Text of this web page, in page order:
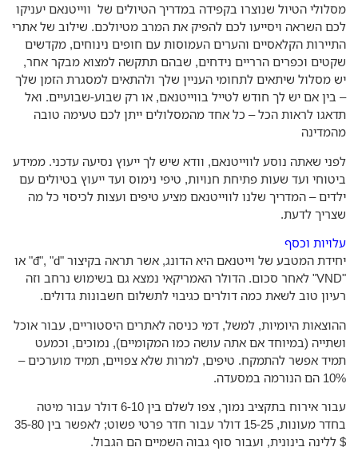
הטיול שנוצרו בקפידה במדריך הטיולים של ווייטנאם יעניקו
השראה ויסייעו לכם להפיק את המרב מטיולכם. שילוב של אתרי
הקלאסיים והערים העמוסות עם חופים נינוחים, מקדשים
וכפרים הרריים נידחים, שבהם תתקשה למצוא מבקר אחר,
מסלול שיתאים לתחומי העניין שלך ולהתאים למסגרת הזמן שלך
אם יש לך חודש לטייל בווייטנאם, או רק שבוע-שבועיים. ואל
לראות הכל – כל אחד מהמסלולים ייתן לכם טעימה טובה
שאתה נוסע לווייטנאם, וודא שיש לך ייעוץ נסיעה עדכני. ממידע
ועד שעות פתיחת חנויות, טיפי נימוס ועד ייעוץ בטיולים עם
– המדריך שלנו לווייטנאם מציע טיפים ועצות לכיסוי כל מה
לדעת.
וכסף
יחידת המטבע של וייטנאם היא הדונג, אשר תראה בקיצור "đ", "d" או
"VND" לאחר סכום. הדולר האמריקאי נמצא גם בשימוש נרחב וזה
טוב לשאת כמה דולרים כגיבוי לתשלום חשבונות גדולים.
היומיות, למשל, דמי כניסה לאתרים היסטוריים, עבור אוכל
(במיוחד אם אתה עושה כמו המקומיים), נמוכים, וכמעט
אפשר להתמקח. טיפים, למרות שלא צפויים, תמיד מוערכים –
במסעדה.
עבור אירוח בתקציב נמוך, צפו לשלם בין 6-10 דולר עבור מיטה
בחדר מעונות, 15-25 דולר עבור חדר פרטי פשוט; לאפשר בין 35-80
בינונית, ועבור סוף גבוה השמיים הם הגבול.